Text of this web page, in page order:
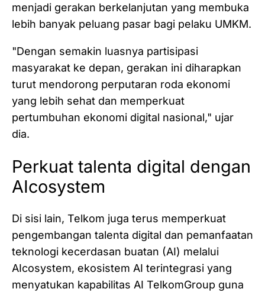
menjadi gerakan berkelanjutan yang membuka
lebih banyak peluang pasar bagi pelaku UMKM.
"Dengan semakin luasnya partisipasi
masyarakat ke depan, gerakan ini diharapkan
turut mendorong perputaran roda ekonomi
yang lebih sehat dan memperkuat
pertumbuhan ekonomi digital nasional," ujar
dia.
Perkuat talenta digital dengan
AIcosystem
Di sisi lain, Telkom juga terus memperkuat
pengembangan talenta digital dan pemanfaatan
teknologi kecerdasan buatan (AI) melalui
AIcosystem, ekosistem AI terintegrasi yang
menyatukan kapabilitas AI TelkomGroup guna